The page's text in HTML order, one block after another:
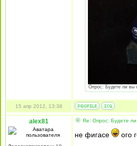
Опрос: Будете ли вы
15 апр 2012, 13:38
alex81 Re: Опрос: Будете
не фигасе ого